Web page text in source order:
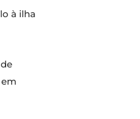
à ilha